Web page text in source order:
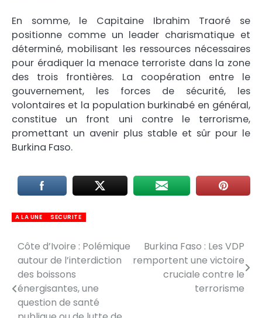
En somme, le Capitaine Ibrahim Traoré se
positionne comme un leader charismatique et
déterminé, mobilisant les ressources nécessaires
pour éradiquer la menace terroriste dans la zone
des trois frontières. La coopération entre le
gouvernement, les forces de sécurité, les
volontaires et la population burkinabé en général,
constitue un front uni contre le terrorisme,
promettant un avenir plus stable et sûr pour le
Burkina Faso.
A LA UNE SECURITE
Navigation
de
l’article
Côte d’Ivoire : Polémique
autour de l’interdiction
des boissons
énergisantes, une
question de santé
Burkina Faso : Les VDP
remportent une victoire
cruciale contre le
terrorisme